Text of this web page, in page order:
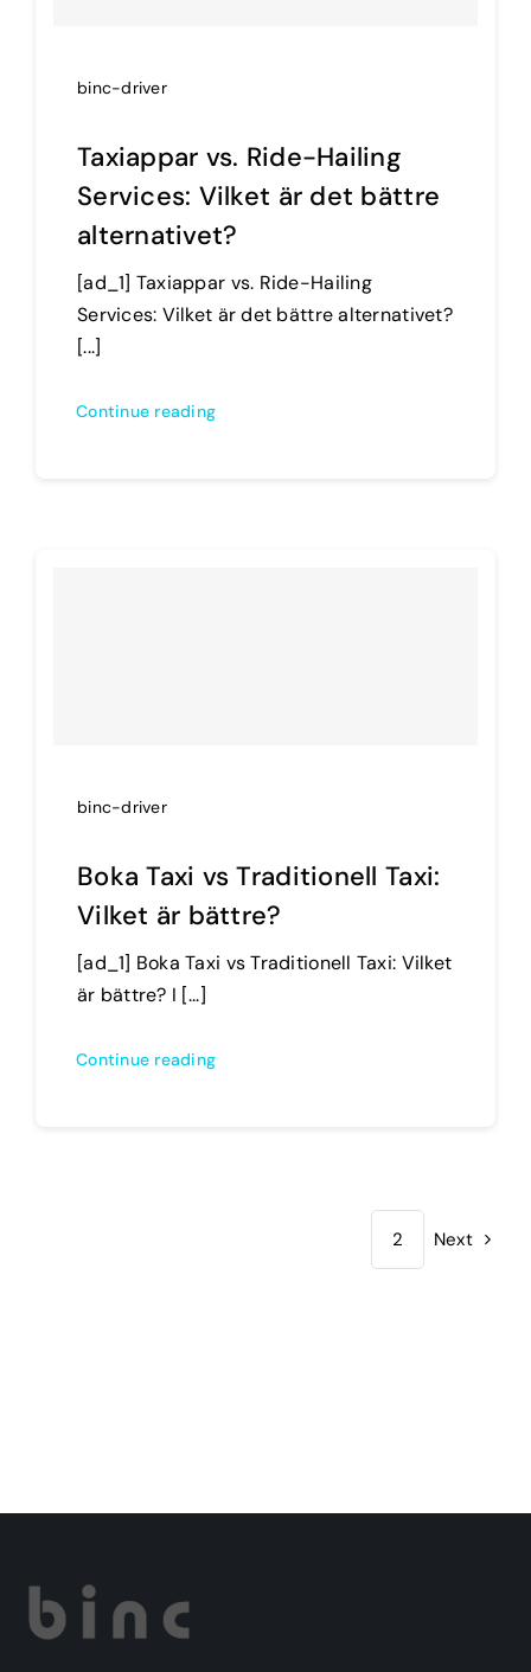
binc-driver
Taxiappar vs. Ride-Hailing
Services: Vilket är det bättre
alternativet?
[ad_1] Taxiappar vs. Ride-Hailing
Services: Vilket är det bättre alternativet?
[...]
Continue reading
binc-driver
Boka Taxi vs Traditionell Taxi:
Vilket är bättre?
[ad_1] Boka Taxi vs Traditionell Taxi: Vilket
är bättre? I [...]
Continue reading
2 Next